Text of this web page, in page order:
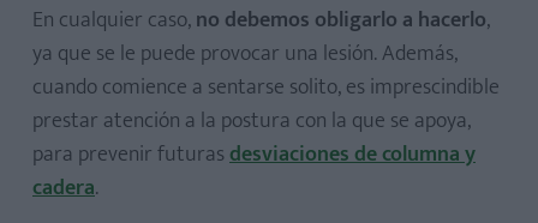
En cualquier caso,no debemos obligarlo a hacerlo,
ya que se le puede provocar una lesión. Además,
cuando comience a sentarse solito, es imprescindible
prestar atención a la postura con la que se apoya,
para prevenir futurasdesviaciones de columna y
cadera.